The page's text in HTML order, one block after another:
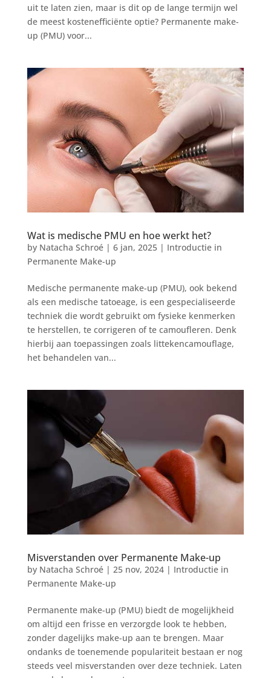
uit te laten zien, maar is dit op de lange termijn wel
de meest kostenefficiënte optie? Permanente make-
up (PMU) voor...
Wat is medische PMU en hoe werkt het?
by Natacha Schroé| 6 jan, 2025| Introductie in
Permanente Make-up
Medische permanente make-up (PMU), ook bekend
als een medische tatoeage, is een gespecialiseerde
techniek die wordt gebruikt om fysieke kenmerken
te herstellen, te corrigeren of te camoufleren. Denk
hierbij aan toepassingen zoals littekencamouflage,
het behandelen van...
Misverstanden over Permanente Make-up
by Natacha Schroé| 25 nov, 2024| Introductie in
Permanente Make-up
Permanente make-up (PMU) biedt de mogelijkheid
om altijd een frisse en verzorgde look te hebben,
zonder dagelijks make-up aan te brengen. Maar
ondanks de toenemende populariteit bestaan er nog
steeds veel misverstanden over deze techniek. Laten